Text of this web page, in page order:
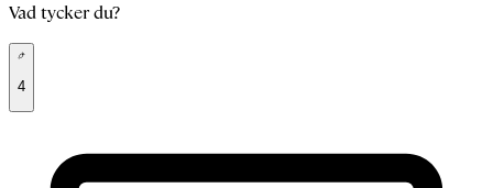
Vad tycker du?
4